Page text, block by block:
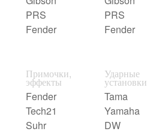
PRS
Fender
PRS
Fender
Примочки,
эффекты
Fender
Tech21
Suhr
Ударные
установки
Tama
Yamaha
DW